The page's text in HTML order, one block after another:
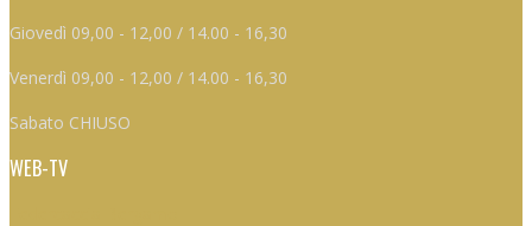
Giovedì 09,00 - 12,00 / 14.00 - 16,30
Venerdì 09,00 - 12,00 / 14.00 - 16,30
Sabato CHIUSO
WEB-TV